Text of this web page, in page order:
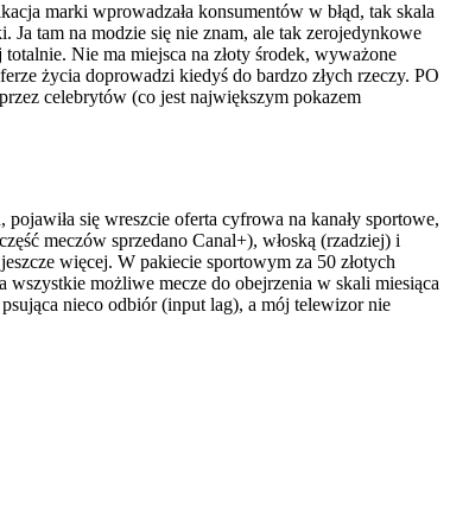
marki wprowadzała konsumentów w błąd, tak skala
Ja tam na modzie się nie znam, ale tak zerojedynkowe
Nie ma miejsca na złoty środek, wyważone
życia doprowadzi kiedyś do bardzo złych rzeczy. PO
celebrytów (co jest największym pokazem
się wreszcie oferta cyfrowa na kanały sportowe,
meczów sprzedano Canal+), włoską (rzadziej) i
więcej. W pakiecie sportowym za 50 złotych
wszystkie możliwe mecze do obejrzenia w skali miesiąca
nieco odbiór (input lag), a mój telewizor nie